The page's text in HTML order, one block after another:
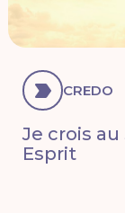
CREDO
Je crois au
Esprit